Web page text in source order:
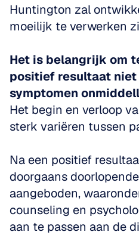
Huntington zal
moeilijk te verwerken
Het is belangrijk om
positief resultaat
symptomen
Het begin en verloop
sterk variëren tussen
Na een positief
doorgaans
aangeboden,
counseling en
aan te passen aan de